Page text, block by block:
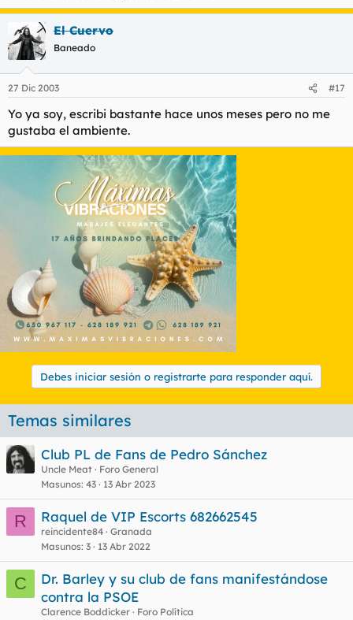
El Cuervo
Baneado
27 Dic 2003 #17
Yo ya soy, escribi bastante hace unos meses pero no me
gustaba el ambiente.
Debes iniciar sesión o registrarte para responder aquí.
Temas similares
Club PL de Fans de Pedro Sánchez
Uncle Meat
Foro General
Masunos 43 13 Abr 2023
R Raquel de VIP Escorts 682662545
reincidente84 Granada
Masunos 3 13 Abr 2022
C
Dr. Barley y su club de fans manifestándose
contra la PSOE
Clarence Boddicker
Foro Política